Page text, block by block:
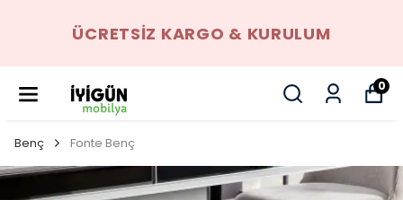
ÜCRETSIZ KARGO & KURULUM
0
Benç Fonte Benç